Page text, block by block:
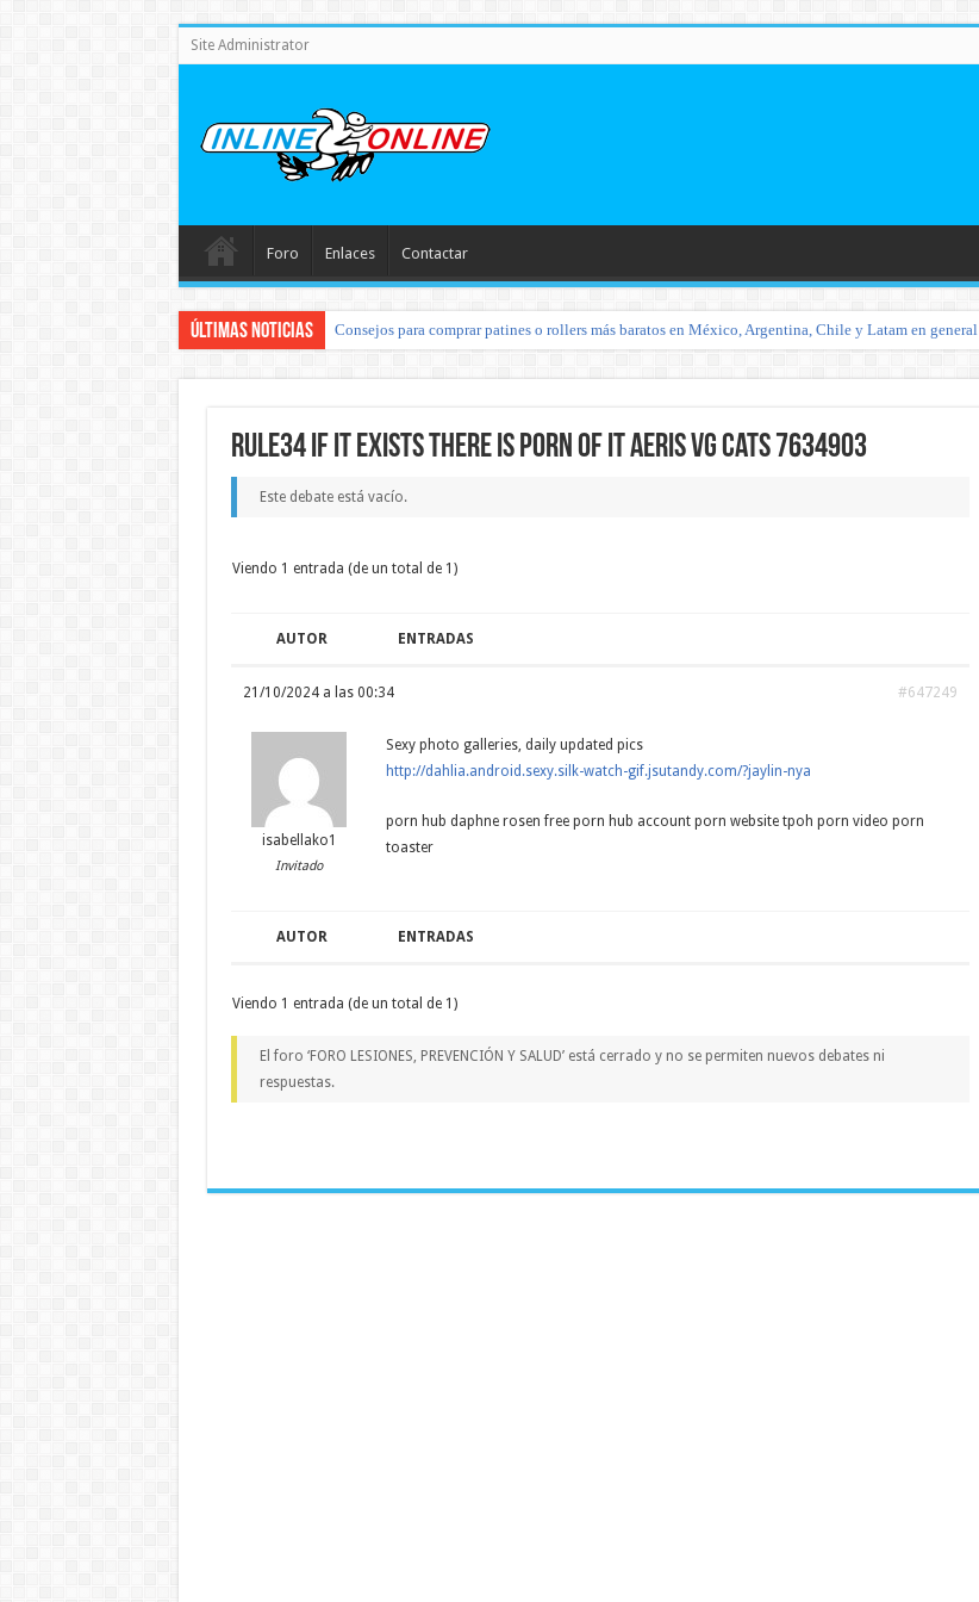
Site Administrator
Foro Enlaces Contactar
Últimas noticias Consejos para comprar patines o rollers más baratos en México, Argentina, Chile y Latam en general
Rule34 if it exists there is porn of it aeris vg cats 7634903
Este debate está vacío.
Viendo 1 entrada (de un total de 1)
AUTOR ENTRADAS
21/10/2024 a las 00:34 #647249
isabellako1
Invitado
Sexy photo galleries, daily updated pics
http://dahlia.android.sexy.silk-watch-gif.jsutandy.com/?jaylin-nya
porn hub daphne rosen free porn hub account porn website tpoh porn video porn
toaster
AUTOR ENTRADAS
Viendo 1 entrada (de un total de 1)
El foro ‘FORO LESIONES, PREVENCIÓN Y SALUD’ está cerrado y no se permiten nuevos debates ni
respuestas.